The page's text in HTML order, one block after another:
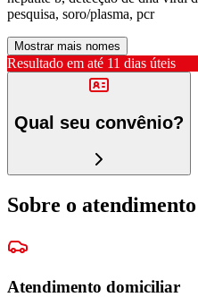
pesquisa, soro/plasma, pcr
Mostrar mais nomes
Resultado em até 11 dias úteis
Qual seu convênio?
Sobre o atendimento
Atendimento domiciliar